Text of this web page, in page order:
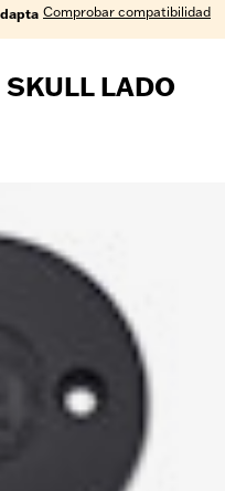
Comprobar compatibilidad
LADO